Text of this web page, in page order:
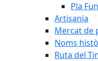
Pla
Artisania
Mercat de
Noms
Ruta del